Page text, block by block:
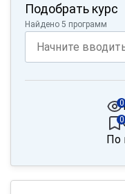
Подобрать курс
Найдено 5 программ
0
0
По